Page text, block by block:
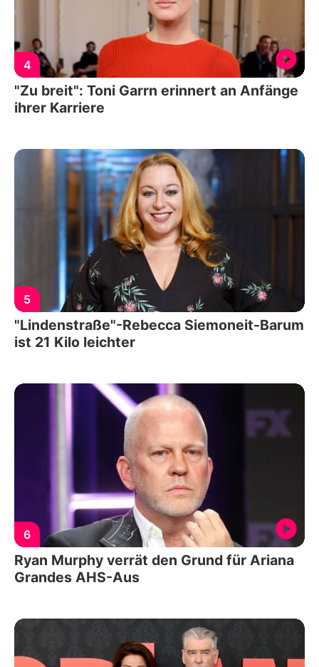
4
"Zu breit": Toni Garrn erinnert an Anfänge
ihrer Karriere
5
"Lindenstraße"-Rebecca Siemoneit-Barum
ist 21 Kilo leichter
6
Ryan Murphy verrät den Grund für Ariana
Grandes AHS-Aus